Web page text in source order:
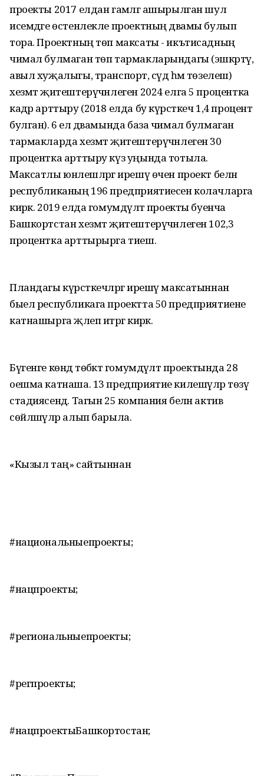
проекты 2017 елдан гамәлгә ашырылган шул
исемдәге өстенлекле проектның дәвамы булып
тора. Проектның төп максаты - икътисадның
чимал булмаган төп тармакларындагы (эшкәртү,
авыл хуҗалыгы, транспорт, сәүдә һәм төзелеш)
хезмәт җитештерүчәнлеген 2024 елга 5 процентка
кадәр арттыру (2018 елда бу күрсәткеч 1,4 процент
булган). 6 ел дәвамында база чимал булмаган
тармакларда хезмәт җитештерүчәнлеген 30
процентка арттыру күз уңында тотыла.
Максатлы юнәлешләргә ирешү өчен проект белән
республиканың 196 предприятиесен колачларга
кирәк. 2019 елда гомумдәүләт проекты буенча
Башкортстан хезмәт җитештерүчәнлеген 102,3
процентка арттырырга тиеш.
Пландагы күрсәткечләргә ирешү максатыннан
быел республикага проектта 50 предприятиене
катнашырга җәлеп итәргә кирәк.
Бүгенге көндә төбәктә гомумдәүләт проектында 28
оешма катнаша. 13 предприятие килешүләр төзү
стадиясендә. Тагын 25 компания белән актив
сөйләшүләр алып барыла.
«Кызыл таң» сайтыннан
#национальныепроекты;
#нацпроекты;
#региональныепроекты;
#регпроекты;
#нацпроектыБашкортостан;